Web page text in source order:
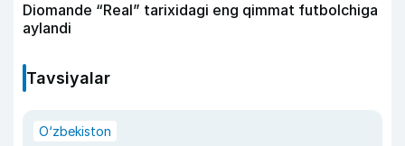
Diomande “Real” tarixidagi eng qimmat futbolchiga
aylandi
Tavsiyalar
O‘zbekiston